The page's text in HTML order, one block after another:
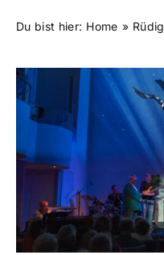
Du bist hier: Home